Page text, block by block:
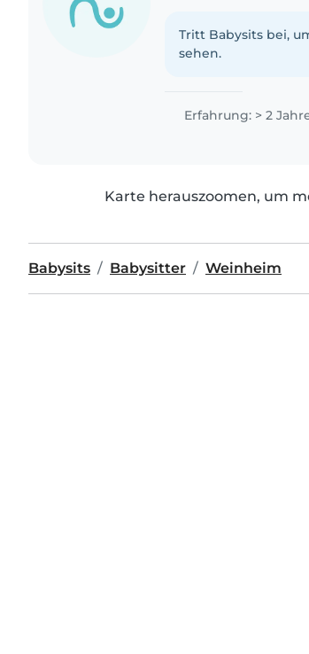
Tritt Babysits bei,
sehen.
Erfahrung: > 2
Karte herauszoomen, um
Babysits Babysitter Weinheim